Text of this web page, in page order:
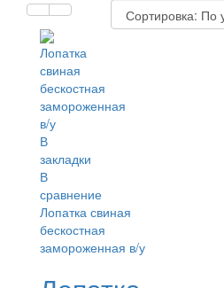
В
закладки
В
сравнение
Лопатка свиная
бескостная
замороженная в/у